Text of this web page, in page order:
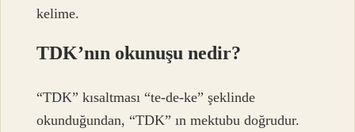
kelime.
TDK’nın okunuşu nedir?
“TDK” kısaltması “te-de-ke” şeklinde
okunduğundan, “TDK” ın mektubu doğrudur.